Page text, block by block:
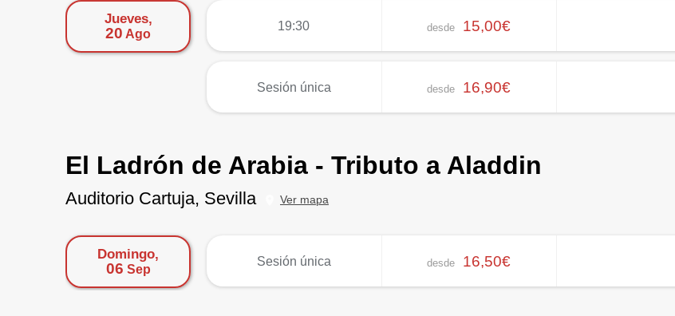
Jueves,
20 Ago
19:30 desde 15,00€
Sesión única desde 16,90€
El Ladrón de Arabia - Tributo a Aladdin
Auditorio Cartuja, Sevilla Ver mapa
Domingo,
06 Sep
Sesión única desde 16,50€